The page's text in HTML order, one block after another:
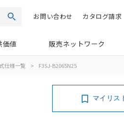
検索 カタログ請求
お問い合わせ
価値 販売ネットワーク
仕様一覧 > F3SJ-B2065N25
マイリス